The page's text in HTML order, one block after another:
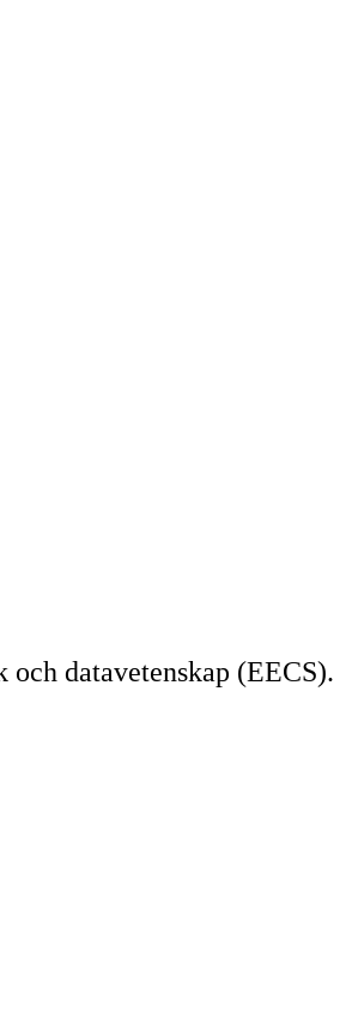
datavetenskap (EECS).